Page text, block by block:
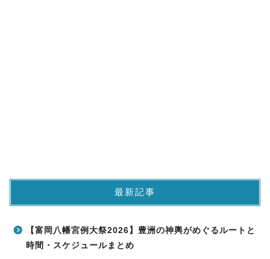
最新記事
【富岡八幡宮例大祭2026】豊洲の神輿がめぐるルートと
時間・スケジュールまとめ